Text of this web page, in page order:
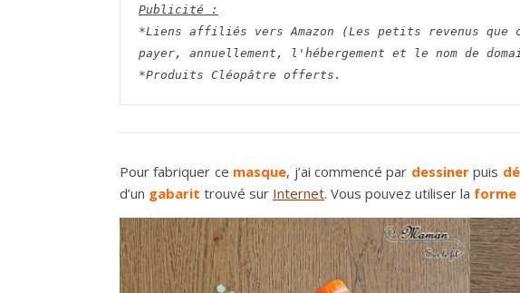
Publicité :
*Liens affiliés vers Amazon (Les petits revenus que
payer, annuellement, l'hébergement et le nom de
*Produits Cléopâtre offerts.
Pour fabriquer ce masque, j’ai commencé par dessiner puis
d’un gabarit trouvé sur Internet. Vous pouvez utiliser la forme